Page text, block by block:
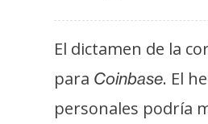
T
m
El dictamen de la
para Coinbase. El
personales podría